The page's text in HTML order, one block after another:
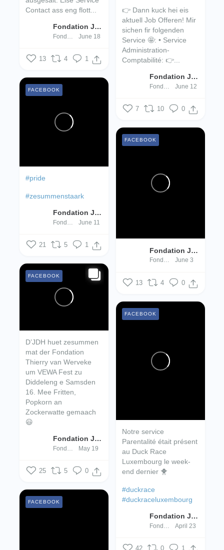
Contact ass eng flott...
Fondation Jugend- an Drogenhëllef
June 18
13 4 1
👉 Dann kuck hei eis
aktuell Job Offeren! Mir
sichen fir folgenden
Service 🤩: • Service
Administration-
Comptabilité: 👉...
Fondation Jugend- an Drogenhëllef
June 12
7 10 0
#pride
#zesummenstaark
Fondation Jugend- an Drogenhëllef
June 11
FACEBOOK
21 5 1
Fondation Jugend- an Drogenhëllef
Fondation Jugend- an Drogenhëllef June 3
FACEBOOK
13 4 0
D’JDH huet zesummen
mat der Fondation
Thierry van Werveke
um VEWA Fest zu
Diddeleng e Samsden
16. Mee Fritten,
Popkorn an
Zockerwatte gemaach
😃
Fondation Jugend- an Drogenhëllef
May 19
FACEBOOK
25 5 0
Notre service
Parentalité était présent
au Duck Race
Luxembourg le week-
end dernier 🐥
#duckrace
#duckraceluxembourg
Fondation Jugend- an Drogenhëllef
April 23
FACEBOOK
FACEBOOK